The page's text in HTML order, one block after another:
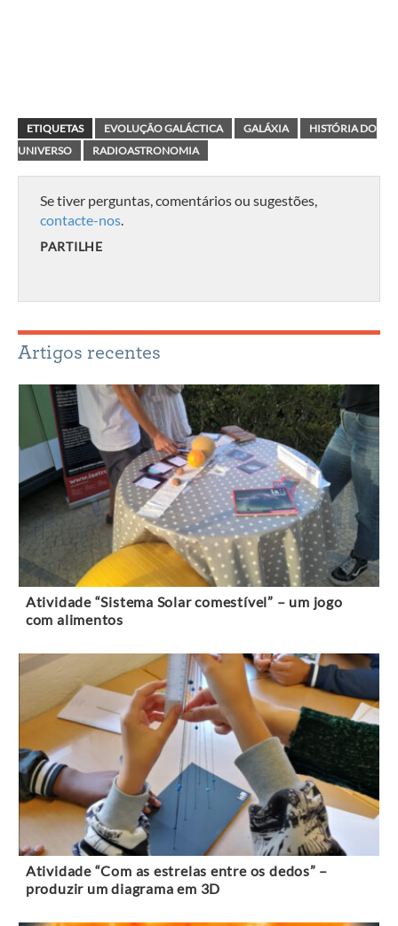
ETIQUETAS EVOLUÇÃO GALÁCTICA GALÁXIA
HISTÓRIA DO
UNIVERSO
RADIOASTRONOMIA
Se tiver perguntas, comentários ou sugestões,
contacte-nos
PARTILHE
Artigos recentes
Atividade “Sistema Solar comestível” – um jogo
com alimentos
Atividade “Com as estrelas entre os dedos” –
produzir um diagrama em 3D